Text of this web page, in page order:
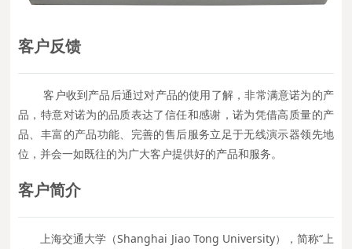
客户反馈
客户收到产品后通过对产品的使用了解，非常满意诺为的产
品，特意对诺为的品质表达了信任和感谢，诺为凭借高质量的产
品、丰富的产品功能、完善的售后服务立足于无线演示器领先地
位，并会一如既往的为广大客户提供好的产品和服务。
客户简介
上海交通大学（Shanghai Jiao Tong University），简称“上